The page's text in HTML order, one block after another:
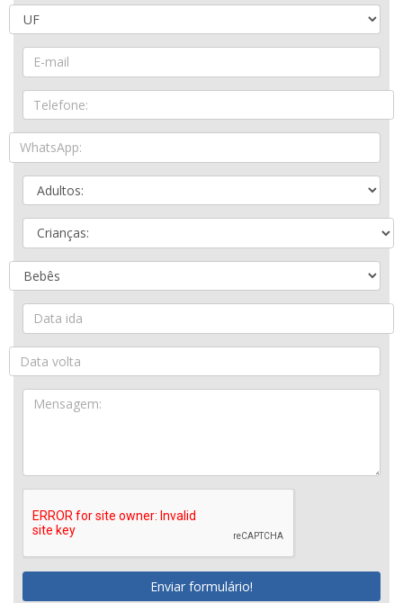
Enviar formulário!